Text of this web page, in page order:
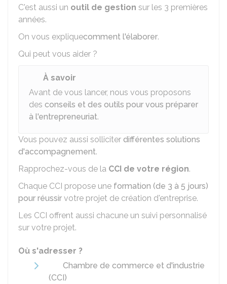
C'est aussi un outil de gestion sur les 3 premières
années.
On vous expliquecomment l'élaborer.
Qui peut vous aider ?
À savoir
Avant de vous lancer, nous vous proposons
des conseils et des outils pour vous préparer
à l'entrepreneuriat.
Vous pouvez aussi solliciter différentes solutions
d'accompagnement.
Rapprochez-vous de la CCI de votre région.
Chaque CCI propose une formation (de 3 à 5 jours)
pour réussir votre projet de création d'entreprise.
Les CCI offrent aussi chacune un suivi personnalisé
sur votre projet.
Où s'adresser ?
Chambre de commerce et d'industrie
(CCI)